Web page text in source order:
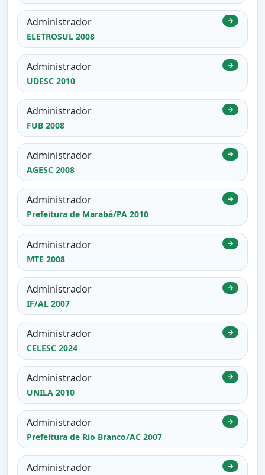
Administrador
ELETROSUL 2008
→
Administrador
UDESC 2010
→
Administrador
FUB 2008
→
Administrador
AGESC 2008
→
Administrador
Prefeitura de Marabá/PA 2010
→
Administrador
MTE 2008
→
Administrador
IF/AL 2007
→
Administrador
CELESC 2024
→
Administrador
UNILA 2010
→
Administrador
Prefeitura de Rio Branco/AC 2007
→
Administrador →